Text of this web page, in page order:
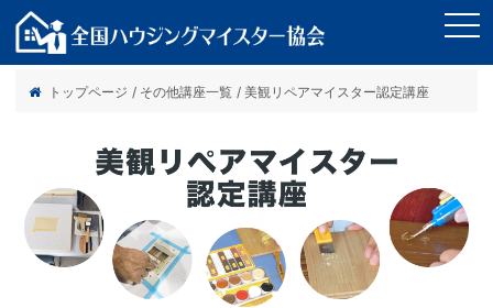
トップページ / その他講座一覧 / 美観リペアマイスター認定講座